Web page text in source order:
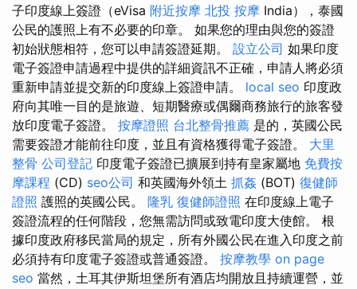
子印度線上簽證（eVisa 附近按摩 北投 按摩 India），泰國
公民的護照上有不必要的印章。 如果您的理由與您的簽證
初始狀態相符，您可以申請簽證延期。 設立公司 如果印度
電子簽證申請過程中提供的詳細資訊不正確，申請人將必須
重新申請並提交新的印度線上簽證申請。 local seo 印度政
府向其唯一目的是旅遊、短期醫療或偶爾商務旅行的旅客發
放印度電子簽證。 按摩證照 台北整骨推薦 是的，英國公民
需要簽證才能前往印度，並且有資格獲得電子簽證。 大里
整骨 公司登記 印度電子簽證已擴展到持有皇家屬地 免費按
摩課程 (CD) seo公司 和英國海外領土 抓姦 (BOT) 復健師
證照 護照的英國公民。 隆乳 復健師證照 在印度線上電子
簽證流程的任何階段，您無需訪問或致電印度大使館。 根
據印度政府移民當局的規定，所有外國公民在進入印度之前
必須持有印度電子簽證或普通簽證。 按摩教學 on page
seo 當然，土耳其伊斯坦堡所有酒店均開放且持續運營，並